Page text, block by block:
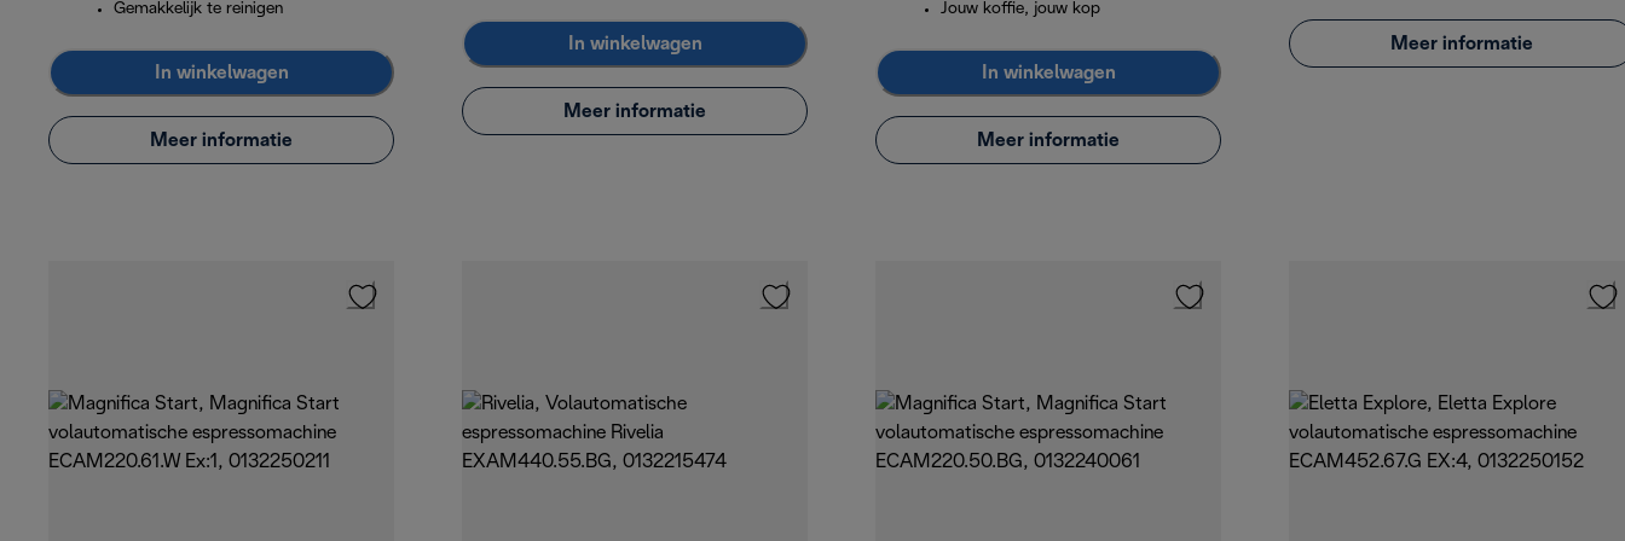
Gemakkelijk te reinigen
In winkelwagen
Meer informatie
In winkelwagen
Meer informatie
Jouw koffie, jouw kop
In winkelwagen
Meer informatie
Meer informatie